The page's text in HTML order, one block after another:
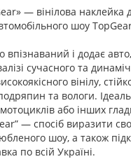
— вінілова наклейка
шоу
впізнаваний і додає
сучасного та
вінілу,
та вологи.
мотоциклів або інших
— спосіб виразити
шоу, а також
по всій Україні.